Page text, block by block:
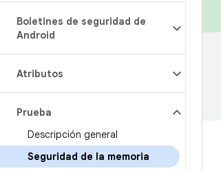
Boletines de seguridad de
Android
Atributos
Prueba
Descripción general
Seguridad de la memoria